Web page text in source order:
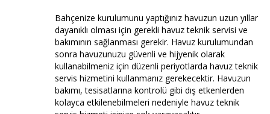
Bahçenize kurulumunu yaptığınız havuzun uzun yıllar
dayanıklı olması için gerekli havuz teknik servisi ve
bakımının sağlanması gerekir. Havuz kurulumundan
sonra havuzunuzu güvenli ve hijyenik olarak
kullanabilmeniz için düzenli periyotlarda havuz teknik
servis hizmetini kullanmanız gerekecektir. Havuzun
bakımı, tesisatlarına kontrolü gibi dış etkenlerden
kolayca etkilenebilmeleri nedeniyle havuz teknik